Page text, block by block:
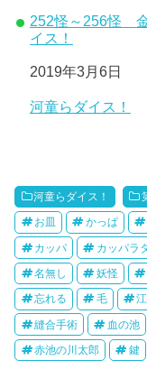
252怪～256怪
イス！
日付
2019年3月6日
関連理由
河童らダイス！
河童らダイス！
お皿 かっぱ
カッパ カッパラ
名無し 妖怪
忘れる 毛
縫合手術 血の池
赤池の川太郎 鍵